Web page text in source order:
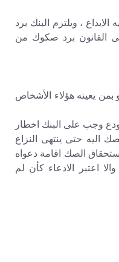
، ويلتزم البنك برد
القانون برد صكوك من
بمن يعينه هؤلاء الأشخاص
وجب على البنك اخطار
اليه حتى ينتهى النزاع
الصك اقامة دعواه
اعتبر الادعاء كأن لم